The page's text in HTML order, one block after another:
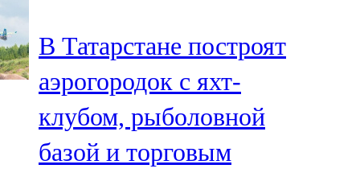
105,5 FM
В Татарстане построят
аэрогородок с яхт-
клубом, рыболовной
базой и торговым